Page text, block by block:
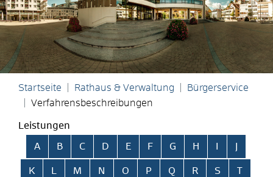
Startseite Rathaus & Verwaltung
Bürgerservice
Verfahrensbeschreibungen
Leistungen
Alphabetisches Register überspringen
A B C D E F G H
K L M N O P Q R S T